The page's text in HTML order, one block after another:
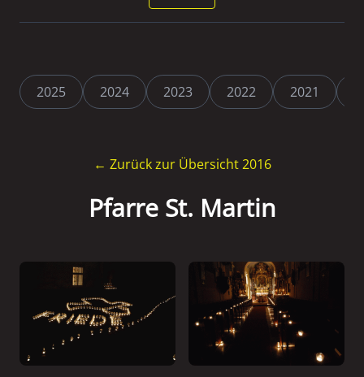
2025 2024 2023 2022 2021
← Zurück zur Übersicht 2016
Pfarre St. Martin